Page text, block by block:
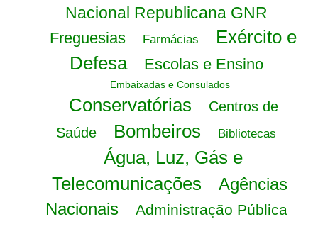
Nacional Republicana GNR
Freguesias Farmácias
Exército e
Defesa
Escolas e Ensino
Embaixadas e Consulados
Conservatórias
Centros de
Saúde
Bombeiros Bibliotecas
Água, Luz, Gás e
Telecomunicações
Agências
Nacionais
Administração Pública